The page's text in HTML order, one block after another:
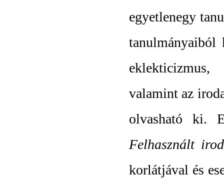
egyetlenegy
tanulmányaiból
eklekticizmus,
valamint az
olvasható ki.
Felhasznált
korlátjával és